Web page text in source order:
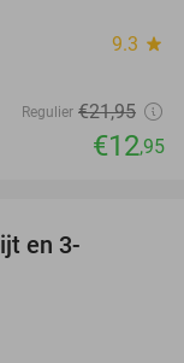
9.3 star
Regulier €21,95
€12,95
en 3-